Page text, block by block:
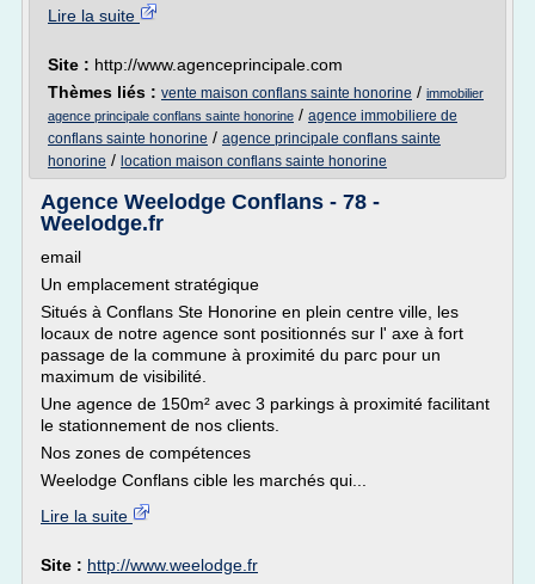
Lire la suite
Site : http://www.agenceprincipale.com
Thèmes liés : vente maison conflans sainte honorine / immobilier
agence principale conflans sainte honorine / agence immobiliere de
conflans sainte honorine / agence principale conflans sainte
honorine / location maison conflans sainte honorine
Agence Weelodge Conflans - 78 -
Weelodge.fr
email
Un emplacement stratégique
Situés à Conflans Ste Honorine en plein centre ville, les
locaux de notre agence sont positionnés sur l' axe à fort
passage de la commune à proximité du parc pour un
maximum de visibilité.
Une agence de 150m² avec 3 parkings à proximité facilitant
le stationnement de nos clients.
Nos zones de compétences
Weelodge Conflans cible les marchés qui...
Lire la suite
Site : http://www.weelodge.fr